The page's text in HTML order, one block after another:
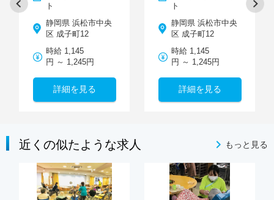
ト
静岡県 浜松市中央
区 成子町12
時給 1,145
円 ～ 1,245円
詳細を見る
ト
静岡県 浜松市中央
区 成子町12
時給 1,145
円 ～ 1,245円
詳細を見る
近くの似たような求人 もっと見る